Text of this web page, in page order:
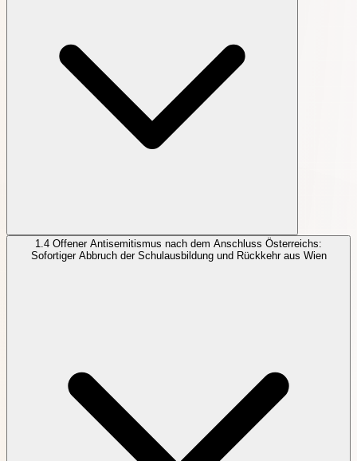
1.4 Offener Antisemitismus nach dem Anschluss Österreichs:
Sofortiger Abbruch der Schulausbildung und Rückkehr aus Wien